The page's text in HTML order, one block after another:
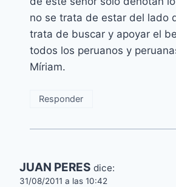
no se trata de estar del lado
trata de buscar y apoyar el
todos los peruanos y
Míriam.
Responder
JUAN PERES dice:
31/08/2011 a las 10:42